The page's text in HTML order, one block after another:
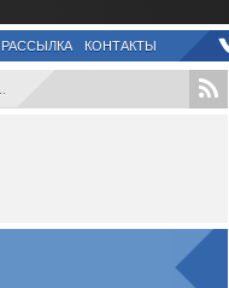
РАССЫЛКА КОНТАКТЫ